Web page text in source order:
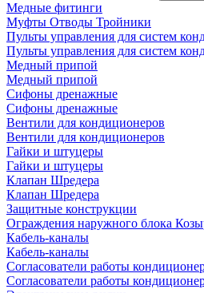
Медные фитинги
Муфты Отводы Тройники
Пульты управления для систем
Пульты управления для систем
Медный припой
Медный припой
Сифоны дренажные
Сифоны дренажные
Вентили для кондиционеров
Вентили для кондиционеров
Гайки и штуцеры
Гайки и штуцеры
Клапан Шредера
Клапан Шредера
Защитные конструкции
Ограждения наружного блока
Кабель-каналы
Кабель-каналы
Согласователи работы
Согласователи работы